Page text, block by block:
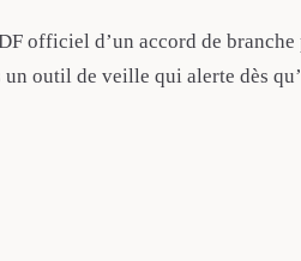
officiel d’un accord de
outil de veille qui alerte dès